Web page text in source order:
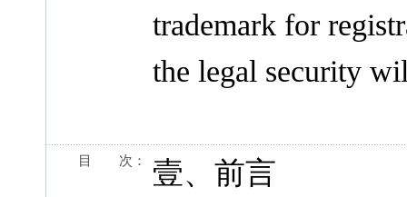
trademark for
the legal security
目 次：
壹、前言